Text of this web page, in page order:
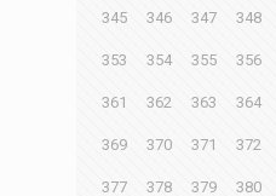
345 346 347 348
353 354 355 356
361 362 363 364
369 370 371 372
377 378 379 380